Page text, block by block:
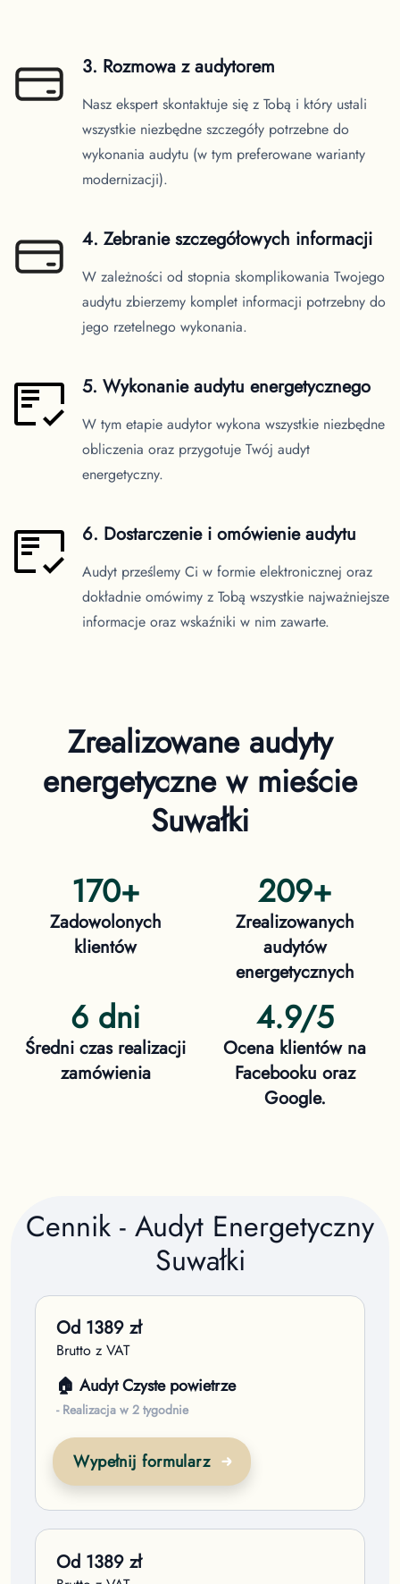
3. Rozmowa z audytorem
Nasz ekspert skontaktuje się z Tobą i który ustali
wszystkie niezbędne szczegóły potrzebne do
wykonania audytu (w tym preferowane warianty
modernizacji).
4. Zebranie szczegółowych informacji
W zależności od stopnia skomplikowania Twojego
audytu zbierzemy komplet informacji potrzebny do
jego rzetelnego wykonania.
5. Wykonanie audytu energetycznego
W tym etapie audytor wykona wszystkie niezbędne
obliczenia oraz przygotuje Twój audyt
energetyczny.
6. Dostarczenie i omówienie audytu
Audyt prześlemy Ci w formie elektronicznej oraz
dokładnie omówimy z Tobą wszystkie najważniejsze
informacje oraz wskaźniki w nim zawarte.
Zrealizowane audyty
energetyczne w mieście
Suwałki
170+
Zadowolonych
klientów
209+
Zrealizowanych
audytów
energetycznych
6 dni
Średni czas realizacji
zamówienia
4.9/5
Ocena klientów na
Facebooku oraz
Google.
Cennik - Audyt Energetyczny
Suwałki
Od 1389 zł
Brutto z VAT
🏠 Audyt Czyste powietrze
- Realizacja w 2 tygodnie
Wypełnij formularz
Od 1389 zł